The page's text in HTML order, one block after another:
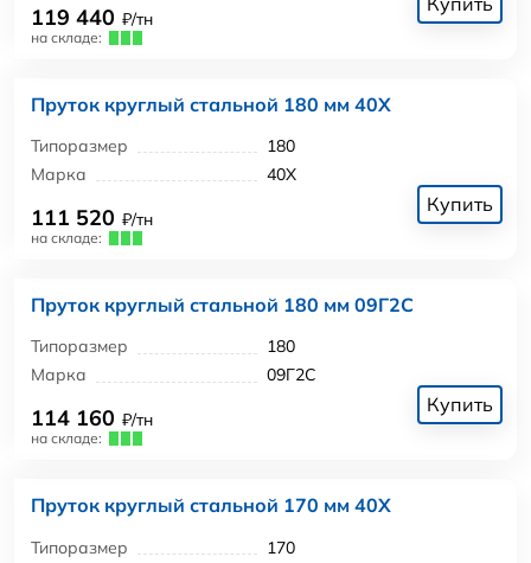
119 440 ₽/тн
на складе:
Пруток круглый стальной 180 мм 40Х
Типоразмер
180
Марка
40Х
111 520 ₽/тн
на складе:
Купить
Пруток круглый стальной 180 мм 09Г2С
Типоразмер
180
Марка
09Г2С
114 160 ₽/тн
на складе:
Купить
Пруток круглый стальной 170 мм 40Х
Типоразмер
170